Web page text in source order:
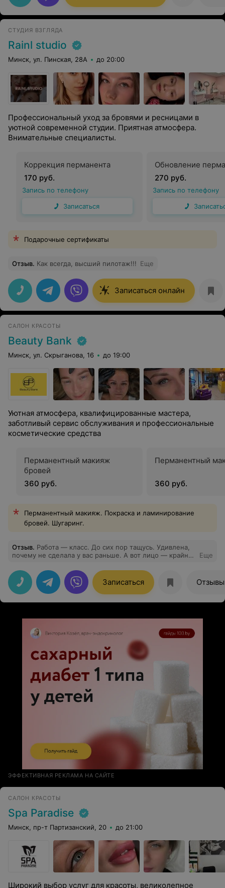
СТУДИЯ ВЗГЛЯДА
Rainl studio
Минск, ул. Пинская, 28А до 20:00
Профессиональный уход за бровями и ресницами в
уютной современной студии. Приятная атмосфера.
Внимательные специалисты.
Коррекция перманента
170 руб.
Запись по телефону
Записаться
Обновление
270 руб.
Запись по телефону
Подарочные сертификаты
Отзыв. Как всегда, высший пилотаж!!! Еще
Записаться онлайн
САЛОН КРАСОТЫ
Beauty Bank
Минск, ул. Скрыганова, 16 до 19:00
Уютная атмосфера, квалифицированные мастера,
заботливый сервис обслуживания и профессиональные
косметические средства
Перманентный макияж
бровей
360 руб.
Перманентный
360 руб.
Перманентный макияж. Покраска и ламинирование
бровей. Шугаринг.
Отзыв. Работа — класс. До сих пор тащусь. Удивлена,
почему не сделала у вас раньше. А вот лицо — крайняя
Еще
Записаться Отзывы
ЭФФЕКТИВНАЯ РЕКЛАМА НА САЙТЕ
САЛОН КРАСОТЫ
Spa Paradise
Минск, пр-т Партизанский, 20 до 21:00
Широкий выбор услуг для красоты, великолепное